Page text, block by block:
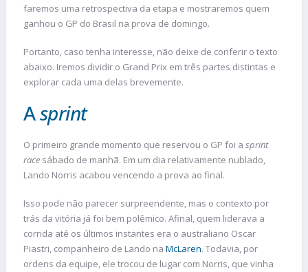
faremos uma retrospectiva da etapa e mostraremos quem
ganhou o GP do Brasil na prova de domingo.
Portanto, caso tenha interesse, não deixe de conferir o texto
abaixo. Iremos dividir o Grand Prix em três partes distintas e
explorar cada uma delas brevemente.
Asprint
O primeiro grande momento que reservou o GP foi a sprint
race sábado de manhã. Em um dia relativamente nublado,
Lando Norris acabou vencendo a prova ao final.
Isso pode não parecer surpreendente, mas o contexto por
trás da vitória já foi bem polêmico. Afinal, quem liderava a
corrida até os últimos instantes era o australiano Oscar
Piastri, companheiro de Lando na McLaren. Todavia, por
ordens da equipe, ele trocou de lugar com Norris, que vinha